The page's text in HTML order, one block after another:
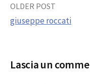
Post
OLDER POST
giuseppe roccati
Lascia un